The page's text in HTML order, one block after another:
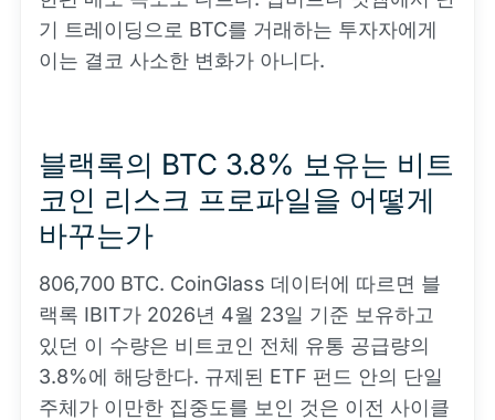
기 트레이딩으로 BTC를 거래하는 투자자에게
이는 결코 사소한 변화가 아니다.
블랙록의 BTC 3.8% 보유는 비트
코인 리스크 프로파일을 어떻게
바꾸는가
806,700 BTC. CoinGlass 데이터에 따르면 블
랙록 IBIT가 2026년 4월 23일 기준 보유하고
있던 이 수량은 비트코인 전체 유통 공급량의
3.8%에 해당한다. 규제된 ETF 펀드 안의 단일
주체가 이만한 집중도를 보인 것은 이전 사이클